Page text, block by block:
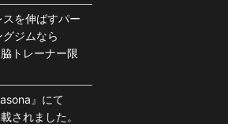
を伸ばすパー
ジムなら
トレーナー限
』にて
されました。